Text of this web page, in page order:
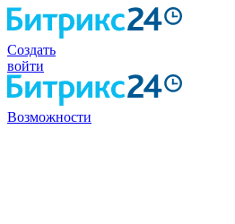
Создать
войти
Возможности